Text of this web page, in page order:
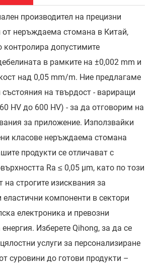
производител на прецизни
от неръждаема стомана в Китай,
контролира допустимите
в рамките на ±0,002 mm и
над 0,05 mm/m. Ние предлагаме
на твърдост - вариращи
HV до 600 HV) - за да отговорим на
за приложение. Използвайки
класове неръждаема стомана
продукти се отличават с
Ra ≤ 0,05 μm, като по този
на строгите изисквания за
еластични компоненти в сектори
електроника и превозни
Изберете Qihong, за да се
услуги за персонализиране
суровини до готови продукти –